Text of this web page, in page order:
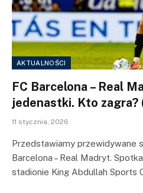
AKTUALNOŚCI
FC Barcelona – Real
jedenastki. Kto zagra?
11 stycznia, 2026
Przedstawiamy przewidywane
Barcelona – Real Madryt.
stadionie King Abdullah Sports